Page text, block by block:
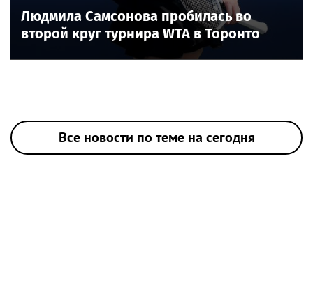
Людмила Самсонова пробилась во
второй круг турнира WTA в Торонто
Все новости по теме на сегодня